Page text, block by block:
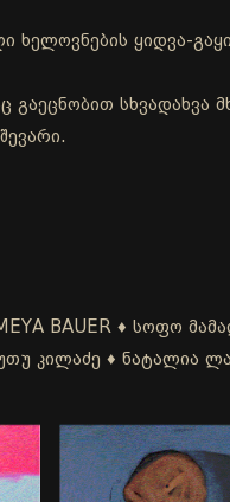
ყიდვა-
სხვადახვა
BAUER ♦ სოფო
კილაძე ♦ ნატალია